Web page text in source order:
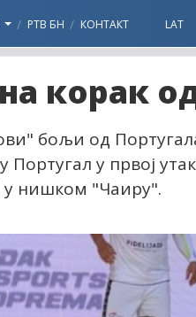
РТВ БН КОНТАКТ LAT
корак
бољи од
Португал у првој
у нишком "Чаиру".